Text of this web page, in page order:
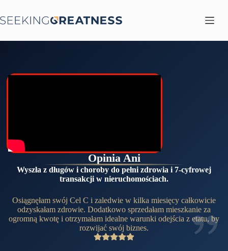
treści
Opinia Ani
Wyszła z długów i choroby do pełni zdrowia i 7-cyfrowej
transakcji w nieruchomościach.
Osiągnęłam swój Cel C i zaledwie w kilka miesięcy całkowicie
odzyskałam zdrowie. Dodatkowo sprzedałam mieszkanie za
ogromną kwotę i otrzymałam idealne warunki odejścia z etatu, by
rozwijać swój biznes.